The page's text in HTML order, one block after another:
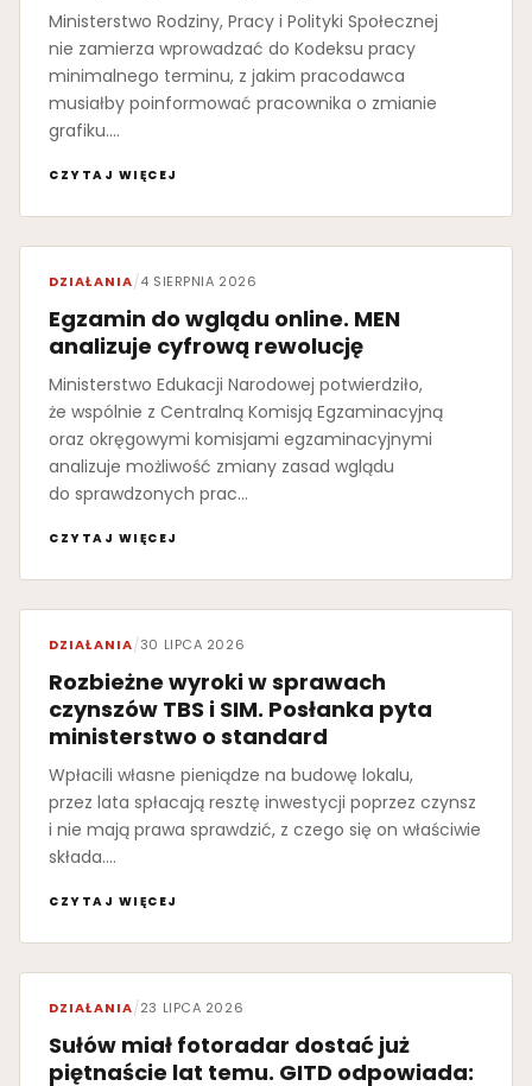
Ministerstwo Rodziny, Pracy i Polityki Społecznej
nie zamierza wprowadzać do Kodeksu pracy
minimalnego terminu, z jakim pracodawca
musiałby poinformować pracownika o zmianie
grafiku.…
CZYTAJ WIĘCEJ
DZIAŁANIA/4 SIERPNIA 2026
Egzamin do wglądu online. MEN
analizuje cyfrową rewolucję
Ministerstwo Edukacji Narodowej potwierdziło,
że wspólnie z Centralną Komisją Egzaminacyjną
oraz okręgowymi komisjami egzaminacyjnymi
analizuje możliwość zmiany zasad wglądu
do sprawdzonych prac…
CZYTAJ WIĘCEJ
DZIAŁANIA/30 LIPCA 2026
Rozbieżne wyroki w sprawach
czynszów TBS i SIM. Posłanka pyta
ministerstwo o standard
Wpłacili własne pieniądze na budowę lokalu,
przez lata spłacają resztę inwestycji poprzez czynsz
i nie mają prawa sprawdzić, z czego się on właściwie
składa.…
CZYTAJ WIĘCEJ
DZIAŁANIA/23 LIPCA 2026
Sułów miał fotoradar dostać już
piętnaście lat temu. GITD odpowiada: